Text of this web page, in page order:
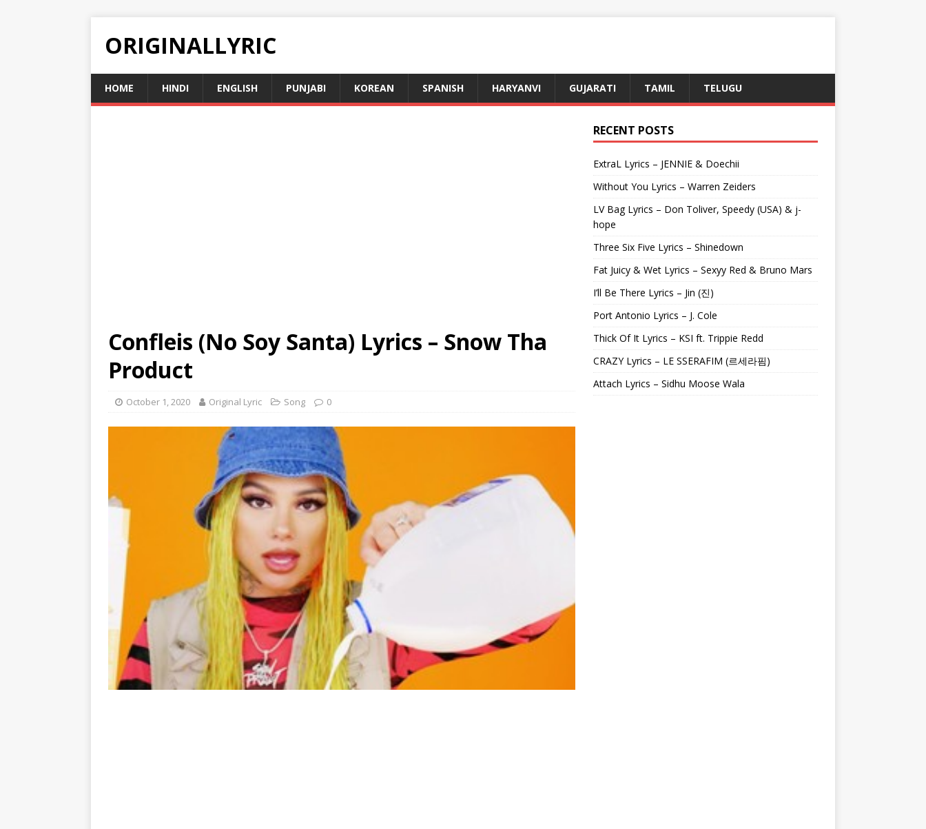
ORIGINALLYRIC
HOME HINDI ENGLISH PUNJABI KOREAN SPANISH HARYANVI GUJARATI TAMIL TELUGU
Confleis (No Soy Santa) Lyrics – Snow Tha
Product
October 1, 2020 Original Lyric Song 0
RECENT POSTS
ExtraL Lyrics – JENNIE & Doechii
Without You Lyrics – Warren Zeiders
LV Bag Lyrics – Don Toliver, Speedy (USA) & j-
hope
Three Six Five Lyrics – Shinedown
Fat Juicy & Wet Lyrics – Sexyy Red & Bruno Mars
I’ll Be There Lyrics – Jin (진)
Port Antonio Lyrics – J. Cole
Thick Of It Lyrics – KSI ft. Trippie Redd
CRAZY Lyrics – LE SSERAFIM (르세라핌)
Attach Lyrics – Sidhu Moose Wala